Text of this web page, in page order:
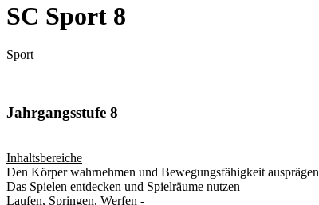
SC Sport 8
Sport
Jahrgangsstufe 8
Inhaltsbereiche
Den Körper wahrnehmen und Bewegungsfähigkeit ausprägen
Das Spielen entdecken und Spielräume nutzen
Laufen, Springen, Werfen -